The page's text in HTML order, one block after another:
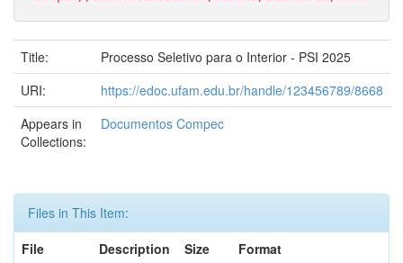
Title:
Processo Seletivo para o Interior - PSI 2025
URI:
https://edoc.ufam.edu.br/handle/123456789/8668
Appears in
Collections:
Documentos Compec
Files in This Item:
File
Description Size
Format